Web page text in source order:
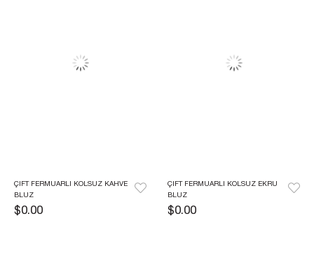
ÇIFT FERMUARLI KOLSUZ KAHVE
BLUZ
$0.00
ÇIFT FERMUARLI KOLSUZ EKRU
BLUZ
$0.00